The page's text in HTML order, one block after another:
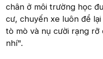
chân ở môi trường học
cư, chuyến xe luôn để
tò mò và nụ cười rạng rỡ
nhí".